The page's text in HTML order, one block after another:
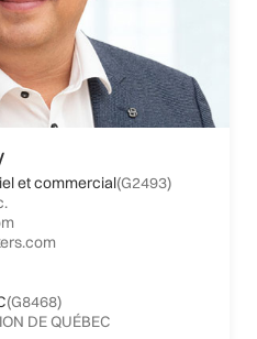
et commercial(G2493)
(G8468)
DE QUÉBEC